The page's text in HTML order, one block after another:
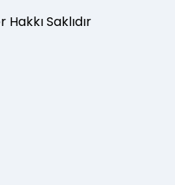
Hakkı Saklıdır